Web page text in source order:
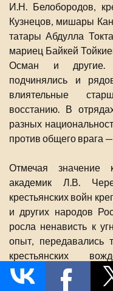
И.Н. Белобородов,
Кузнецов, мишары
татары Абдулла
мариец Байкей
Осман и другие.
подчинялись и
влиятельные
восстанию. В
разных
против общего врага
Отмечая значение
академик Л.В.
крестьянских войн
и других народов
росла ненависть к
опыт, передавались
крестьянских
известность»44
. Имя
Юлаева занимает